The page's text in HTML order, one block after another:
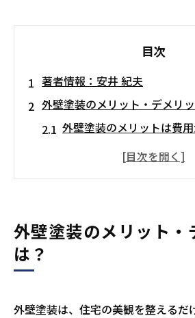
目次
著者情報：安井 紀夫
外壁塗装のメリット・デメリ
外壁塗装のメリットは費
カバー工法のメリット・デメ
要
外壁塗装のメリット・
は？
外壁塗装は、住宅の美観を整えるだ